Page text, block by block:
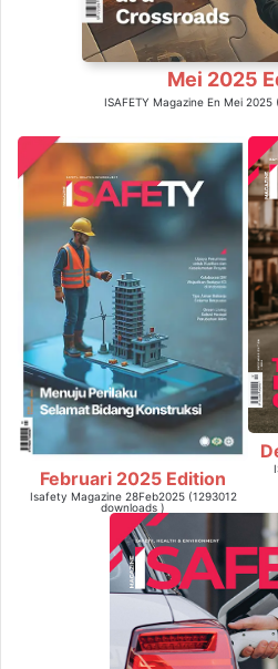
Mei 2025
ISAFETY Magazine En Mei
Februari 2025 Edition
Isafety Magazine 28Feb2025 (1293012
downloads )